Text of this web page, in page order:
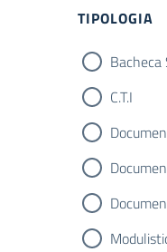
Filtri
TIPOLOGIA
Bacheca
C.T.I